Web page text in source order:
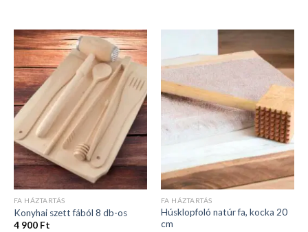
FA HÁZTARTÁS
Konyhai szett fából 8 db-os
4 900 Ft
FA HÁZTARTÁS
Húsklopfoló natúr fa, kocka 20
cm